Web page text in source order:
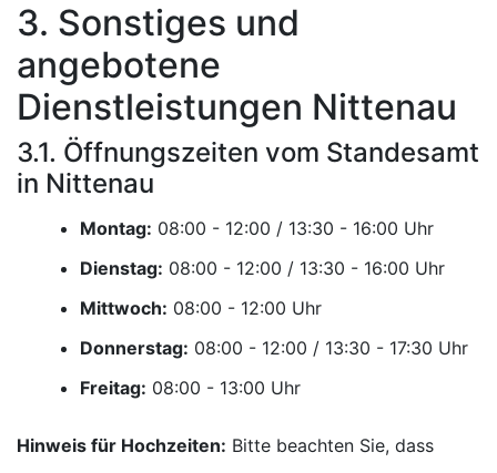
3. Sonstiges und
angebotene
Dienstleistungen Nittenau
3.1. Öffnungszeiten vom Standesamt
in Nittenau
Montag:
Uhr
Dienstag:
Uhr
Mittwoch:
Uhr
Donnerstag:
Uhr
Freitag:
Uhr
Hinweis für Hochzeiten: Bitte beachten Sie, dass